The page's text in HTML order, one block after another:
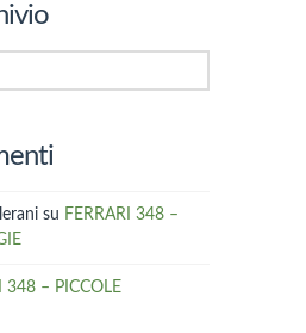
su FERRARI 348 –
348 – PICCOLE